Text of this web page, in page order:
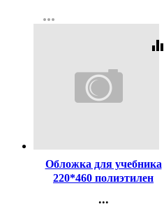
Регистрация
more_horiz
equalizer
Обложка для учебника
220*460 полиэтилен
арт У 22
...